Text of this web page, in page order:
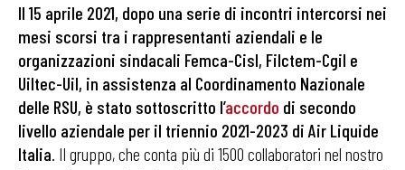
Il 15 aprile 2021, dopo una serie di incontri intercorsi nei
mesi scorsi tra i rappresentanti aziendali e le
organizzazioni sindacali Femca-Cisl, Filctem-Cgil e
Uiltec-Uil, in assistenza al Coordinamento Nazionale
delle RSU, è stato sottoscritto l’accordo di secondo
livello aziendale per il triennio 2021-2023 di Air Liquide
Italia . Il gruppo, che conta più di 1500 collaboratori nel nostro